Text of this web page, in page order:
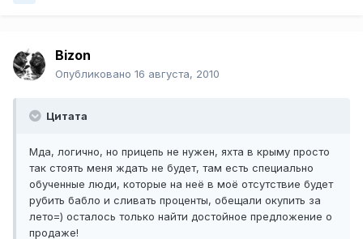
Bizon
Опубликовано 16 августа, 2010
Цитата
Мда, логично, но прицепь не нужен, яхта в крыму просто
так стоять меня ждать не будет, там есть специально
обученные люди, которые на неё в моё отсутствие будет
рубить бабло и сливать проценты, обещали окупить за
лето=) осталось только найти достойное предложение о
продаже!